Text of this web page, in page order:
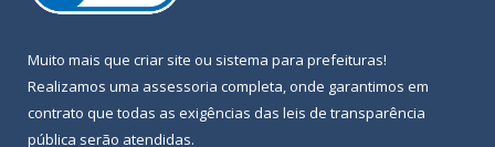
Muito mais que criar site ou sistema para prefeituras!
Realizamos uma assessoria completa, onde garantimos em
contrato que todas as exigências das leis de transparência
pública serão atendidas.